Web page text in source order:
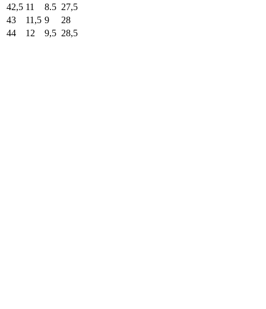
42,5 11 8.5 27,5
43
11,5 9
28
44
12 9,5 28,5